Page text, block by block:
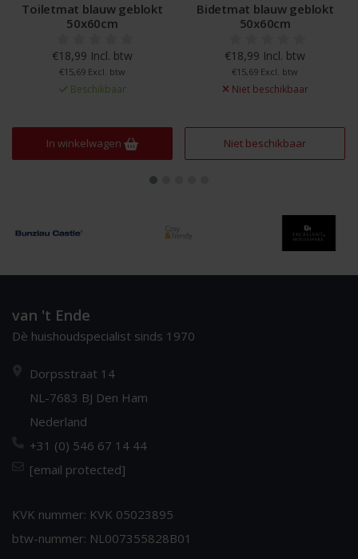
Toiletmat blauw geblokt
50x60cm
€18,99 Incl. btw
€15,69 Excl. btw
Beschikbaar
In winkelwagen
Bidetmat blauw geblokt
50x60cm
€18,99 Incl. btw
€15,69 Excl. btw
Niet beschikbaar
Niet beschikbaar
van 't Ende
Dè huishoudspecialist sinds 1970
Dorpsstraat 14
NL-7683 BJ Den Ham
Nederland
+31 (0) 546 67 14 44
[email protected]
KVK nummer: KVK 05023895
btw-nummer: NL007355828B01